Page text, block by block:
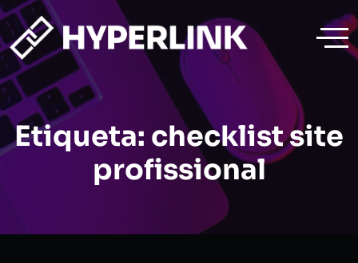
Etiqueta: checklist site
profissional